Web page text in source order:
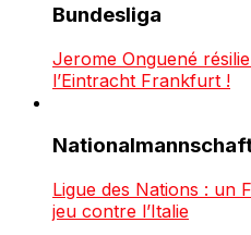
Bundesliga
Jerome Onguené
l’Eintracht Frankfurt !
Ligue des Nations : un
jeu contre l’Italie